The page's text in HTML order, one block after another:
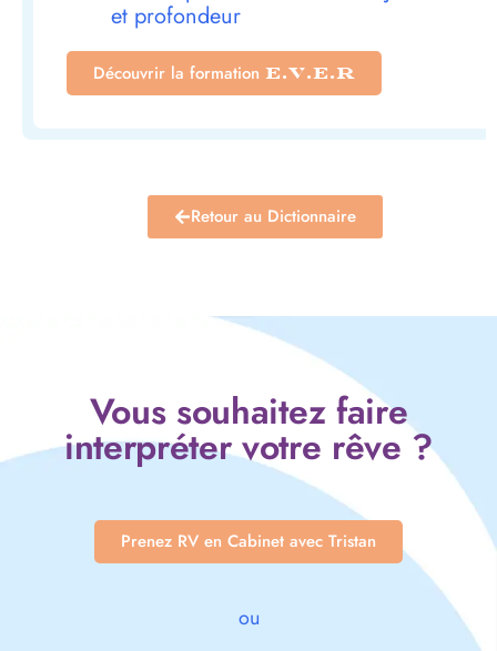
et profondeur
Découvrir la formation E.V.E.R
Retour au Dictionnaire
Vous souhaitez faire
interpréter votre rêve ?
Prenez RV en Cabinet avec Tristan
ou